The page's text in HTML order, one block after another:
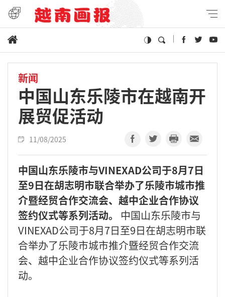
新闻
中国山东乐陵市在越南开
展贸促活动
11/08/2025
中国山东乐陵市与VINEXAD公司于8月7日
至9日在胡志明市联合举办了乐陵市城市推
介暨经贸合作交流会、越中企业合作协议
签约仪式等系列活动。
中国山东乐陵市与
VINEXAD公司于8月7日至9日在胡志明市联
合举办了乐陵市城市推介暨经贸合作交流
会、越中企业合作协议签约仪式等系列活
动。